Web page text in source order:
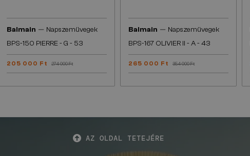
Balmain — Napszemüvegek
BPS-150 PIERRE - G - 53
205 000 Ft 274 000 Ft
Balmain — Napszemüvegek
BPS-167 OLIVIER II - A - 43
265 000 Ft 354 000 Ft
AZ OLDAL TETEJÉRE